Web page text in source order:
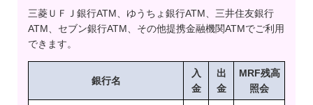
三菱ＵＦＪ銀行ATM、ゆうちょ銀行ATM、三井住友銀行
ATM、セブン銀行ATM、その他提携金融機関ATMでご利用
できます。
銀行名
入
金
出
金
MRF残高
照会